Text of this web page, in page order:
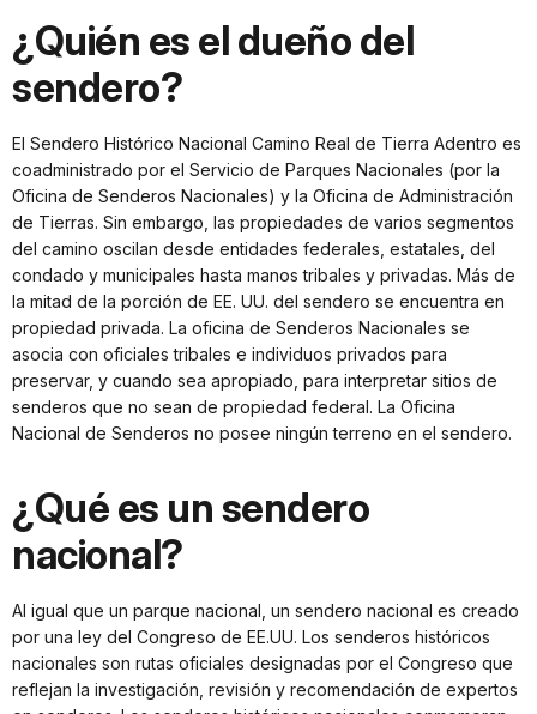
¿Quién es el dueño del
sendero?
El Sendero Histórico Nacional Camino Real de Tierra Adentro es
coadministrado por el Servicio de Parques Nacionales (por la
Oficina de Senderos Nacionales) y la Oficina de Administración
de Tierras. Sin embargo, las propiedades de varios segmentos
del camino oscilan desde entidades federales, estatales, del
condado y municipales hasta manos tribales y privadas. Más de
la mitad de la porción de EE. UU. del sendero se encuentra en
propiedad privada. La oficina de Senderos Nacionales se
asocia con oficiales tribales e individuos privados para
preservar, y cuando sea apropiado, para interpretar sitios de
senderos que no sean de propiedad federal. La Oficina
Nacional de Senderos no posee ningún terreno en el sendero.
¿Qué es un sendero
nacional?
Al igual que un parque nacional, un sendero nacional es creado
por una ley del Congreso de EE.UU. Los senderos históricos
nacionales son rutas oficiales designadas por el Congreso que
reflejan la investigación, revisión y recomendación de expertos